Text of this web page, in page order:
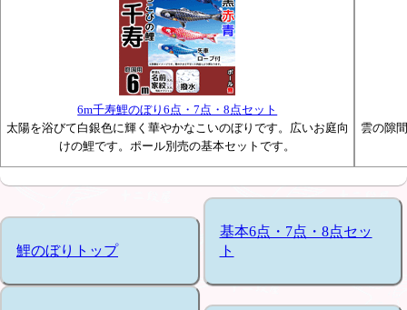
6m千寿鯉のぼり6点・7点・8点セット
太陽を浴びて白銀色に輝く華やかなこいのぼりです。広いお庭向
けの鯉です。ポール別売の基本セットです。
雲の隙
鯉のぼりトップ
基本6点・7点・8点セッ
ト